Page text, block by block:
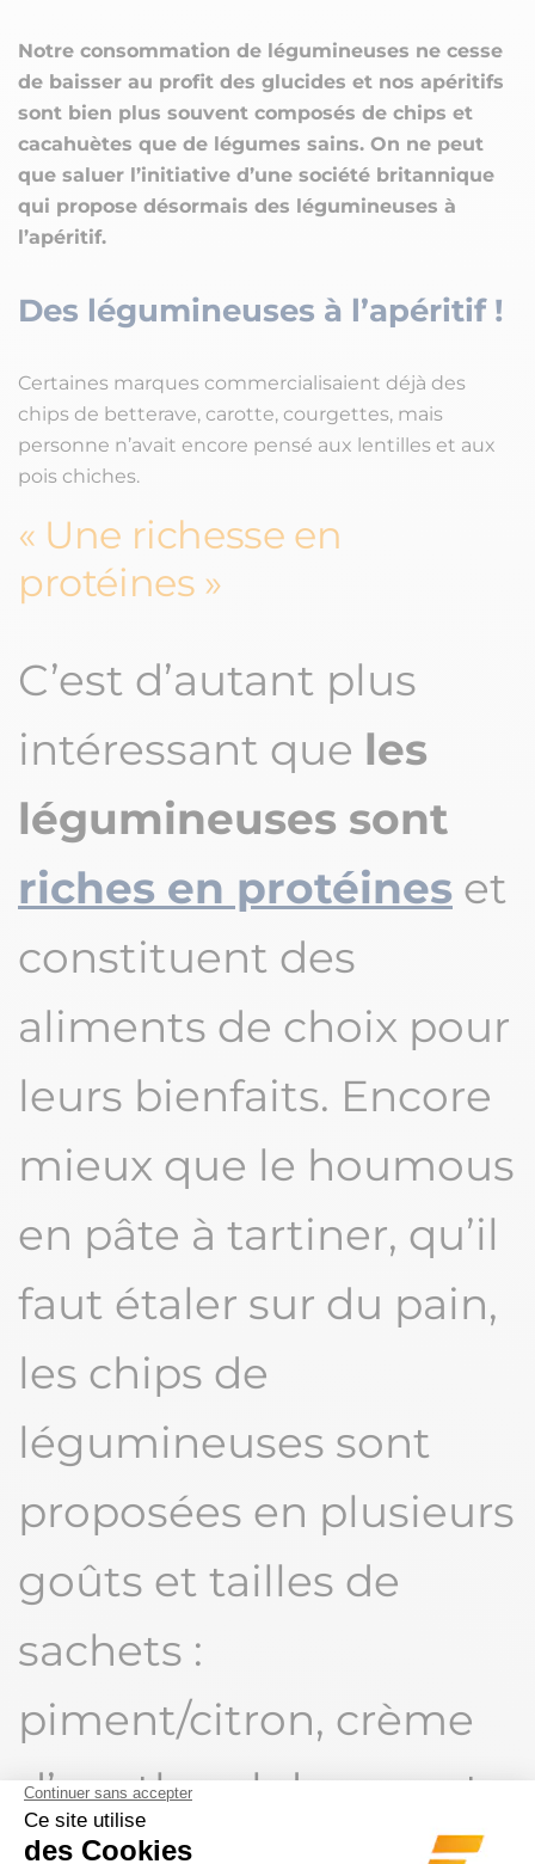
Notre consommation de légumineuses ne cesse
de baisser au profit des glucides et nos apéritifs
sont bien plus souvent composés de chips et
cacahuètes que de légumes sains. On ne peut
que saluer l’initiative d’une société britannique
qui propose désormais des légumineuses à
l’apéritif.
Des légumineuses à l’apéritif !
Certaines marques commercialisaient déjà des
chips de betterave, carotte, courgettes, mais
personne n’avait encore pensé aux lentilles et aux
pois chiches.
Une richesse en
protéines
C’est d’autant plus
intéressant que les
légumineuses sont
riches en protéines et
constituent des
aliments de choix pour
leurs bienfaits. Encore
mieux que le houmous
en pâte à tartiner, qu’il
faut étaler sur du pain,
les chips de
légumineuses sont
proposées en plusieurs
goûts et tailles de
sachets :
piment/citron, crème
d’aneth, sel de mer et